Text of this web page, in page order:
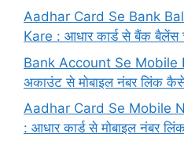
Aadhar Card Se Bank
Kare : आधार कार्ड से बैंक
Bank Account Se
अकाउंट से मोबाइल नंबर लिंक
Aadhar Card Se Mobile
: आधार कार्ड से मोबाइल नंबर